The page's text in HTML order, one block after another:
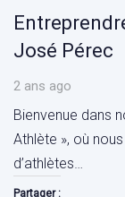
José Pérec
2 ans ago
Bienvenue dans
Athlète », où
d’athlètes…
Partager :